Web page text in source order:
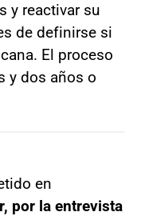
y reactivar su
de definirse si
El proceso
y dos años o
en
por la entrevista